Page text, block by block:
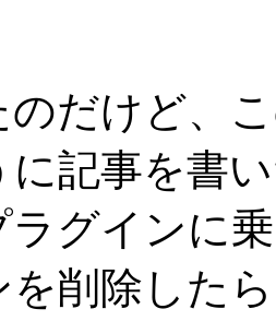
だけど、
に記事を書
ラグインに
削除した